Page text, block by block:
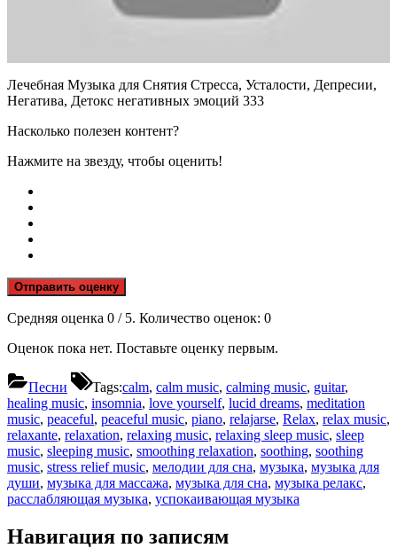
Лечебная Музыка для Снятия Стресса, Усталости, Депресии,
Негатива, Детокс негативных эмоций 333
Насколько полезен контент?
Нажмите на звезду, чтобы оценить!
Отправить оценку
Средняя оценка 0 / 5. Количество оценок: 0
Оценок пока нет. Поставьте оценку первым.
Песни Tags:calm, calm music, calming music, guitar,
healing music, insomnia, love yourself, lucid dreams, meditation
music, peaceful, peaceful music, piano, relajarse, Relax, relax music,
relaxante, relaxation, relaxing music, relaxing sleep music, sleep
music, sleeping music, smoothing relaxation, soothing, soothing
music, stress relief music, мелодии для сна, музыка, музыка для
души, музыка для массажа, музыка для сна, музыка релакс,
расслабляющая музыка, успокаивающая музыка
Навигация по записям